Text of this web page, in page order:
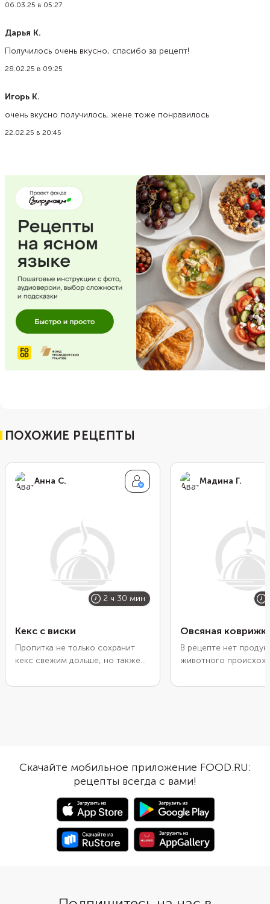
06.03.25 в 05:27
Дарья К.
Получилось очень вкусно, спасибо за рецепт!
28.02.25 в 09:25
Игорь К.
очень вкусно получилось, жене тоже понравилось
22.02.25 в 20:45
ПОХОЖИЕ РЕЦЕПТЫ
Анна С.
2 ч 30 мин
Кекс с виски
Пропитка не только сохранит
кекс свежим дольше, но также
аромат. Попробуйте пропитать
этих целей виски или замените
его на коньяк, ром или бренди.
Добавьте часть крепкого напитка
в тесто и оставьте немного на
пропитку готовой выпечки.
Мадина Г.
Овсяная
В рецепте нет
животного
или постного меню.
немного
сухофруктов.
получается влажной
Если готовите для
можно добавить 1
Скачайте мобильное приложение FOOD.RU:
рецепты всегда с вами!